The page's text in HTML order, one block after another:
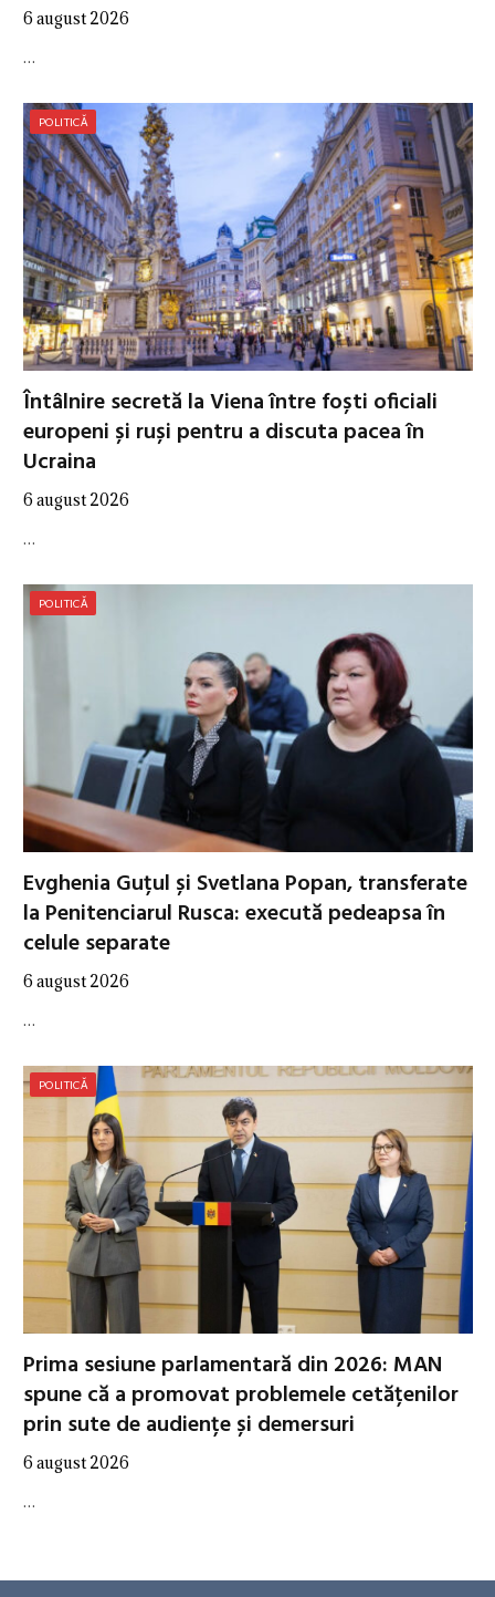
6 august 2026
…
POLITICĂ
Întâlnire secretă la Viena între foști oficiali
europeni și ruși pentru a discuta pacea în
Ucraina
6 august 2026
…
POLITICĂ
Evghenia Guțul și Svetlana Popan, transferate
la Penitenciarul Rusca: execută pedeapsa în
celule separate
6 august 2026
…
POLITICĂ
Prima sesiune parlamentară din 2026: MAN
spune că a promovat problemele cetățenilor
prin sute de audiențe și demersuri
6 august 2026
…